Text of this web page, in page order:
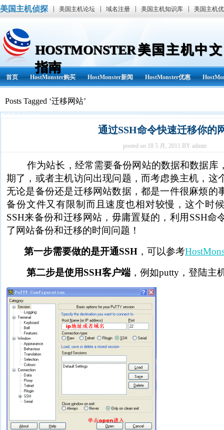
美国主机侦探 美国主机论坛 域名注册 美国主机知识库 美国主机
HOSTMONSTER美国主机中文
指南
首页 HostMonster购买 HostMonster新闻 HostMonster优惠
Posts Tagged ‘迁移网站’
通过SSH命令快速迁移你的
posted on 18 5 月, 2011 BY admin
作为站长，经常需要备份网站的数据和数据库
期了，或者主机访问出现问题，而考虑换主机，这
无论是备份还是迁移网站数据，都是一件很麻烦的
备份文件又有限制而且速度也相对较慢，这个时
SSH来备份和迁移网站，毋庸置疑的，利用SSH命
了网站备份和迁移的时间问题！
第一步需要做的是开通SSH ，可以参考
第二步是使用SSH客户端 ，例如putty，登陆主